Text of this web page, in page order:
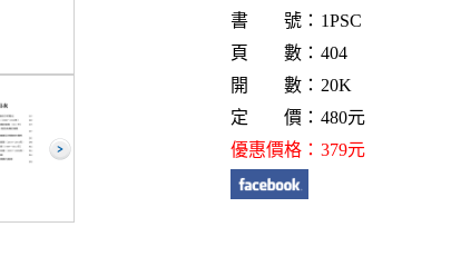
書 號：1PSC
頁 數：404
開 數：20K
定 價：480元
優惠價格：379元